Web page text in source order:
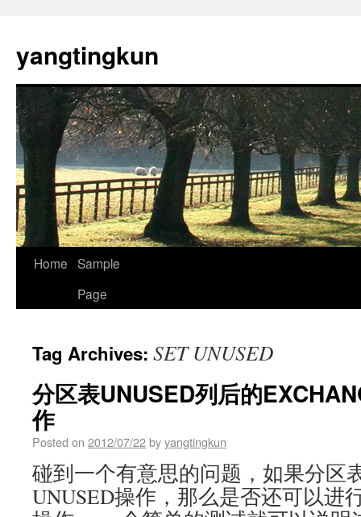
yangtingkun
Home Sample
Page
Tag Archives: SET UNUSED
分区表UNUSED列后的
作
Posted on 2012/07/22byyangtingkun
碰到一个有意思的问题，如果分区
UNUSED操作，那么是否还可以进